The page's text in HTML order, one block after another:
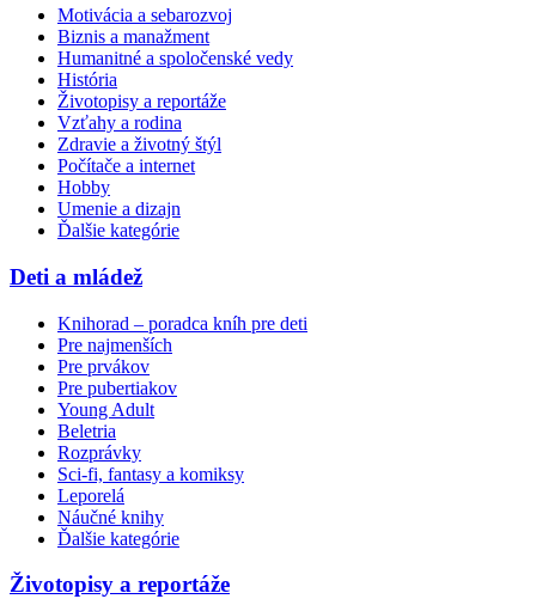
Motivácia a sebarozvoj
Biznis a manažment
Humanitné a spoločenské vedy
História
Životopisy a reportáže
Vzťahy a rodina
Zdravie a životný štýl
Počítače a internet
Hobby
Umenie a dizajn
Ďalšie kategórie
Deti a mládež
Knihorad – poradca kníh pre deti
Pre najmenších
Pre prvákov
Pre pubertiakov
Young Adult
Beletria
Rozprávky
Sci-fi, fantasy a komiksy
Leporelá
Náučné knihy
Ďalšie kategórie
Životopisy a reportáže